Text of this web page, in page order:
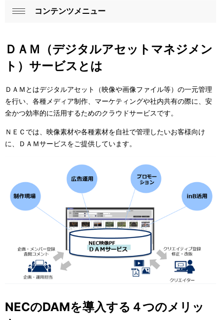
在
置
ロ
カ
ル
ナ
ビ
ー
ン
る
コンテンツメニュー
ＤＡＭ（デジタルアセットマネジメン
ト）サービスとは
ＤＡＭとはデジタルアセット（映像や画像ファイル等）の一元管理
を行い、各種メディア制作、マーケティングや社内共有の際に、安
全かつ効率的に活用するためのクラウドサービスです。
ＮＥＣでは、映像素材や各種素材を自社で管理したいお客様向け
に、ＤＡＭサービスをご提供しています。
NECのDAMを導入する４つのメリッ